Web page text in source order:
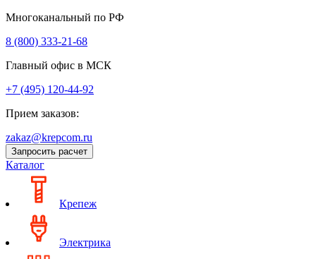
Многоканальный по РФ
8 (800) 333‑21-68
Главный офис в МСК
+7 (495) 120-44-92
Прием заказов:
zakaz@krepcom.ru
Запросить расчет
Каталог
Крепеж
Электрика